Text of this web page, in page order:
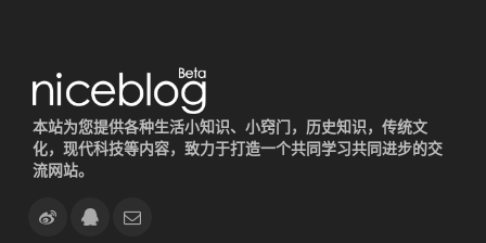
本站为您提供各种生活小知识、小窍门，历史知识，传统文
化，现代科技等内容，致力于打造一个共同学习共同进步的交
流网站。